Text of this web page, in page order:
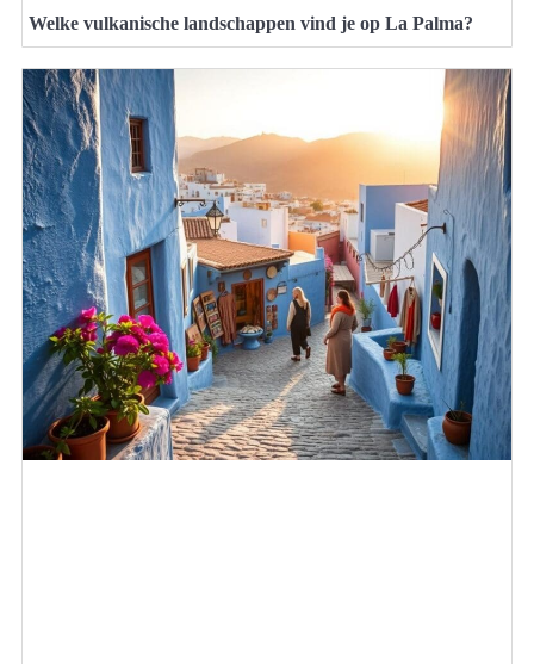
Welke vulkanische landschappen vind je op La Palma?